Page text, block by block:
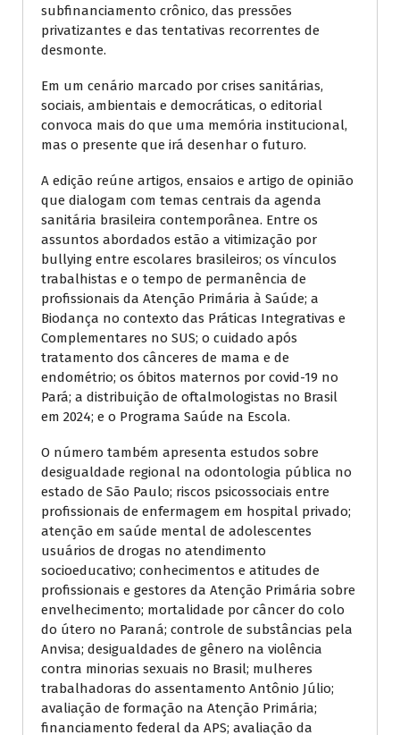
subfinanciamento crônico, das pressões
privatizantes e das tentativas recorrentes de
desmonte.
Em um cenário marcado por crises sanitárias,
sociais, ambientais e democráticas, o editorial
convoca mais do que uma memória institucional,
mas o presente que irá desenhar o futuro.
A edição reúne artigos, ensaios e artigo de opinião
que dialogam com temas centrais da agenda
sanitária brasileira contemporânea. Entre os
assuntos abordados estão a vitimização por
bullying entre escolares brasileiros; os vínculos
trabalhistas e o tempo de permanência de
profissionais da Atenção Primária à Saúde; a
Biodança no contexto das Práticas Integrativas e
Complementares no SUS; o cuidado após
tratamento dos cânceres de mama e de
endométrio; os óbitos maternos por covid-19 no
Pará; a distribuição de oftalmologistas no Brasil
em 2024; e o Programa Saúde na Escola.
O número também apresenta estudos sobre
desigualdade regional na odontologia pública no
estado de São Paulo; riscos psicossociais entre
profissionais de enfermagem em hospital privado;
atenção em saúde mental de adolescentes
usuários de drogas no atendimento
socioeducativo; conhecimentos e atitudes de
profissionais e gestores da Atenção Primária sobre
envelhecimento; mortalidade por câncer do colo
do útero no Paraná; controle de substâncias pela
Anvisa; desigualdades de gênero na violência
contra minorias sexuais no Brasil; mulheres
trabalhadoras do assentamento Antônio Júlio;
avaliação de formação na Atenção Primária;
financiamento federal da APS; avaliação da